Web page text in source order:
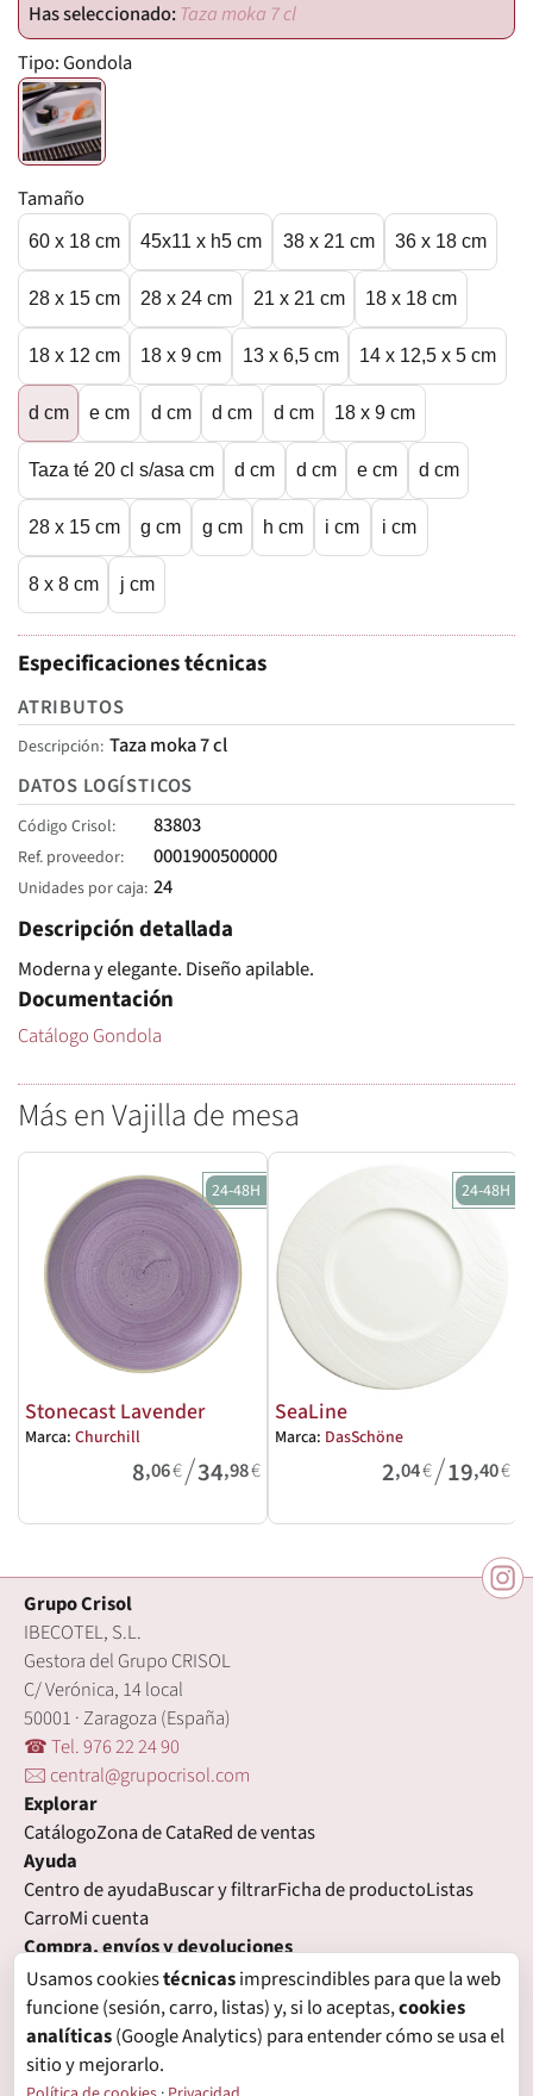
Taza moka 7 cl
Tipo:Gondola
Tamaño
60 x 18 cm 45x11 x h5 cm 38 x 21 cm 36 x 18 cm
28 x 15 cm 28 x 24 cm 21 x 21 cm 18 x 18 cm
18 x 12 cm 18 x 9 cm 13 x 6,5 cm 14 x 12,5 x 5 cm
d cm e cm d cm d cm d cm 18 x 9 cm
Taza té 20 cl s/asa cm d cm d cm e cm d cm
28 x 15 cm g cm g cm h cm i cm i cm
8 x 8 cm j cm
Especificaciones técnicas
ATRIBUTOS
Descripción Taza moka 7 cl
DATOS LOGÍSTICOS
Código Crisol 83803
Ref. proveedor 0001900500000
Unidades por caja 24
Descripción detallada
Moderna y elegante. Diseño apilable.
Documentación
Catálogo Gondola
Más en Vajilla de mesa
24-48H
Stonecast Lavender
Marca: Churchill
8,06€/34,98€
24-48H
SeaLine
Marca: DasSchöne
2,04€/19,40€
Grupo Crisol
IBECOTEL, S.L.
Gestora del Grupo CRISOL
C/ Verónica, 14 local
50001 · Zaragoza (España)
☎ Tel. 976 22 24 90
🖂 central@grupocrisol.com
Explorar
CatálogoZona de CataRed de ventas
Ayuda
Centro de ayudaBuscar y filtrarFicha de productoListas
CarroMi cuenta
Compra, envíos y devoluciones
Condiciones de compraFormas de pagoGastos de envío
Plazos de entregaDevolucionesGarantía
Legal
Aviso legalPrivacidad
Política de cookiesPreferencias de cookies
Usamos cookiestécnicasimprescindibles para que la web
funcione (sesión, carro, listas) y, si lo aceptas,cookies
analíticas(Google Analytics) para entender cómo se usa el
sitio y mejorarlo.